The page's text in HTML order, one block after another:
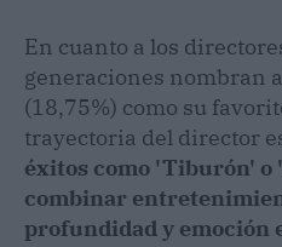
En cuanto a los
generaciones nombran
(18,75%) como su
trayectoria del director
éxitos como 'Tiburón' o
combinar
profundidad y emoción